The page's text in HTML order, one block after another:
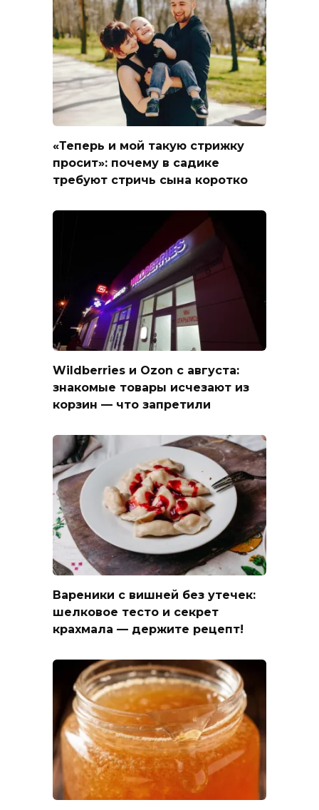
«Теперь и мой такую стрижку
просит»: почему в садике
требуют стричь сына коротко
Wildberries и Ozon с августа:
знакомые товары исчезают из
корзин — что запретили
Вареники с вишней без утечек:
шелковое тесто и секрет
крахмала — держите рецепт!